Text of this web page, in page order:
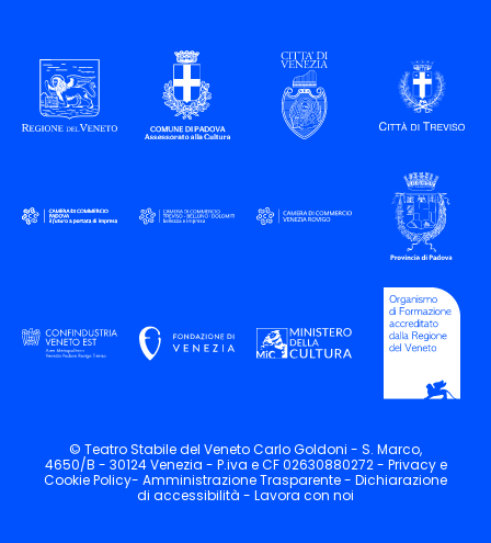
© Teatro Stabile del Veneto Carlo Goldoni - S. Marco,
4650/B - 30124 Venezia - P.iva e CF 02630880272 - Privacye
CookiePolicy- Amministrazione Trasparente - Dichiarazione
di accessibilità - Lavora con noi